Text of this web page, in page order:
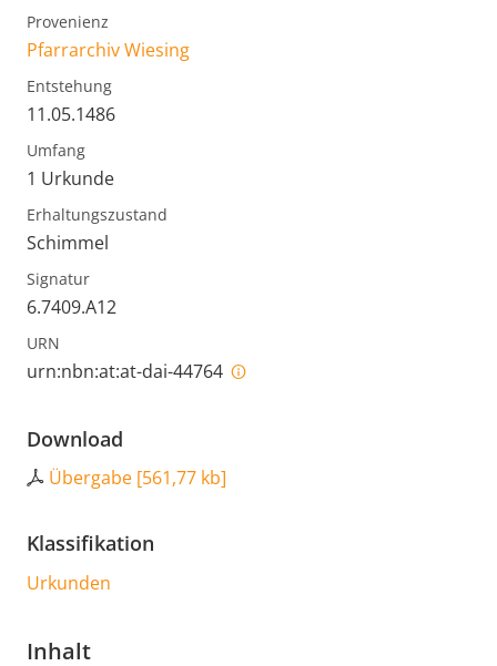
Provenienz
Pfarrarchiv Wiesing
Entstehung
11.05.1486
Umfang
1 Urkunde
Erhaltungszustand
Schimmel
Signatur
6.7409.A12
URN
urn:nbn:at:at-dai-44764
Download
Übergabe [561,77 kb]
Klassifikation
Urkunden
Inhalt